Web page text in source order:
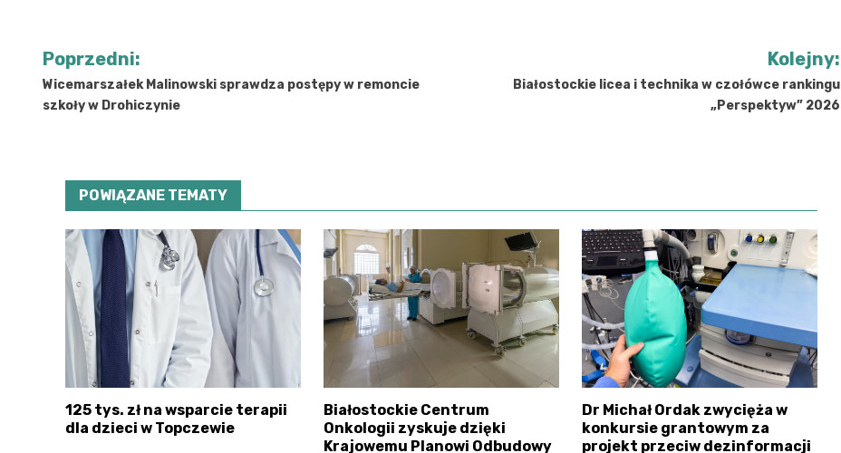
Nawigacja
wpisu
Poprzedni:
Wicemarszałek Malinowski sprawdza postępy w remoncie
szkoły w Drohiczynie
Kolejny:
Białostockie licea i technika w czołówce rankingu
„Perspektyw” 2026
POWIĄZANE TEMATY
125 tys. zł na wsparcie terapii
dla dzieci w Topczewie
Białostockie Centrum
Onkologii zyskuje dzięki
Krajowemu Planowi Odbudowy
Dr Michał Ordak zwycięża w
konkursie grantowym za
projekt przeciw dezinformacji